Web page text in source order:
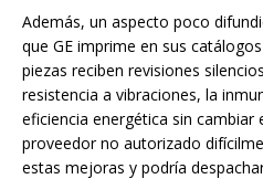
Además, un aspecto poco
que GE imprime en sus
piezas reciben revisiones
resistencia a vibraciones, la
eficiencia energética sin cambiar
proveedor no autorizado
estas mejoras y podría